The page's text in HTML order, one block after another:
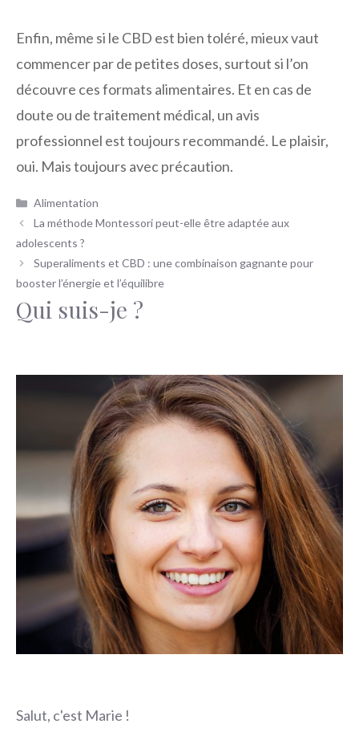
Enfin, même si le CBD est bien toléré, mieux vaut
commencer par de petites doses, surtout si l’on
découvre ces formats alimentaires. Et en cas de
doute ou de traitement médical, un avis
professionnel est toujours recommandé. Le plaisir,
oui. Mais toujours avec précaution.
Catégories
Alimentation
La méthode Montessori peut-elle être adaptée aux
adolescents ?
Superaliments et CBD : une combinaison gagnante pour
booster l’énergie et l’équilibre
Qui suis-je ?
Salut, c'est Marie !